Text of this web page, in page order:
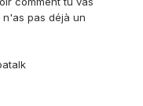
pas déjà un